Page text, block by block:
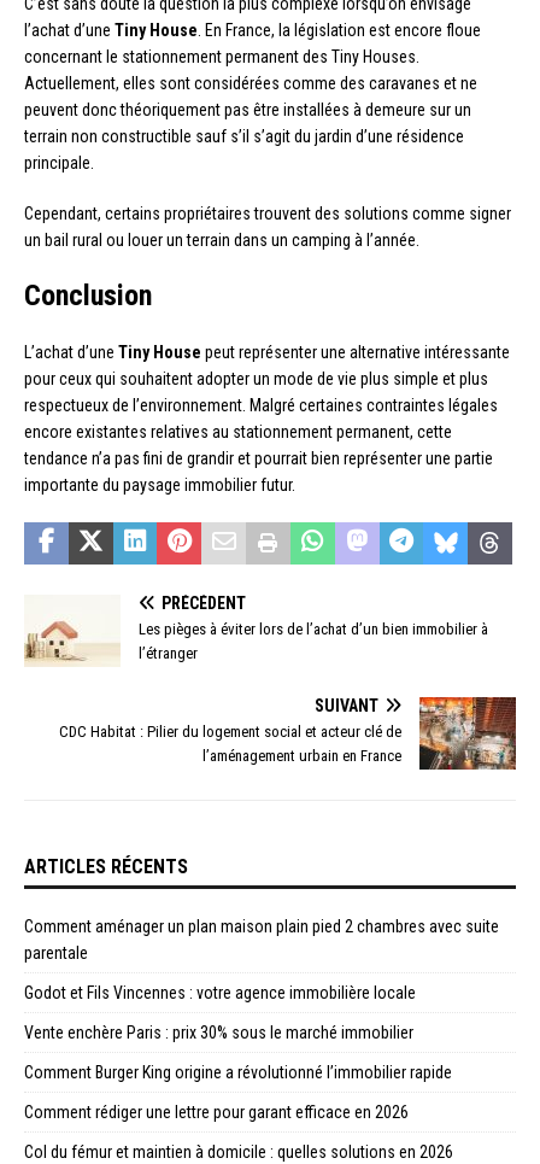
l’achat d’une Tiny House . En France, la législation est encore floue
concernant le stationnement permanent des Tiny Houses.
Actuellement, elles sont considérées comme des caravanes et ne
peuvent donc théoriquement pas être installées à demeure sur un
terrain non constructible sauf s’il s’agit du jardin d’une résidence
principale.
Cependant, certains propriétaires trouvent des solutions comme signer
un bail rural ou louer un terrain dans un camping à l’année.
Conclusion
L’achat d’une Tiny House peut représenter une alternative intéressante
pour ceux qui souhaitent adopter un mode de vie plus simple et plus
respectueux de l’environnement. Malgré certaines contraintes légales
encore existantes relatives au stationnement permanent, cette
tendance n’a pas fini de grandir et pourrait bien représenter une partie
importante du paysage immobilier futur.
PRÉCÉDENT
Les pièges à éviter lors de l’achat d’un bien immobilier à
l’étranger
SUIVANT
CDC Habitat : Pilier du logement social et acteur clé de
l’aménagement urbain en France
ARTICLES RÉCENTS
Comment aménager un plan maison plain pied 2 chambres avec suite
parentale
Godot et Fils Vincennes : votre agence immobilière locale
Vente enchère Paris : prix 30% sous le marché immobilier
Comment Burger King origine a révolutionné l’immobilier rapide
Comment rédiger une lettre pour garant efficace en 2026
Col du fémur et maintien à domicile : quelles solutions en 2026